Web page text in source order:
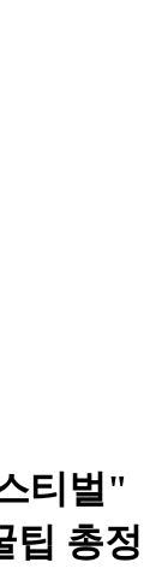
티벌"
팁 총정